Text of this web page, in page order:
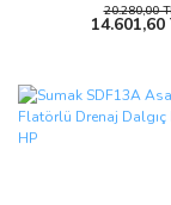
20.280,00
14.601,60